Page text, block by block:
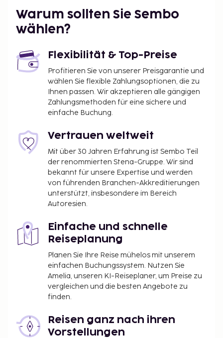
Warum sollten Sie Sembo
wählen?
Flexibilität & Top-Preise
Profitieren Sie von unserer Preisgarantie und
wählen Sie flexible Zahlungsoptionen, die zu
Ihnen passen. Wir akzeptieren alle gängigen
Zahlungsmethoden für eine sichere und
einfache Buchung.
Vertrauen weltweit
Mit über 30 Jahren Erfahrung ist Sembo Teil
der renommierten Stena-Gruppe. Wir sind
bekannt für unsere Expertise und werden
von führenden Branchen-Akkreditierungen
unterstützt, insbesondere im Bereich
Autoresien.
Einfache und schnelle
Reiseplanung
Planen Sie Ihre Reise mühelos mit unserem
einfachen Buchungssystem. Nutzen Sie
Amelia, unseren KI-Reiseplaner, um Preise zu
vergleichen und die besten Angebote zu
finden.
Reisen ganz nach ihren
Vorstellungen